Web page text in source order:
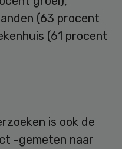
(63 procent
(61 procent
is ook de
-gemeten naar